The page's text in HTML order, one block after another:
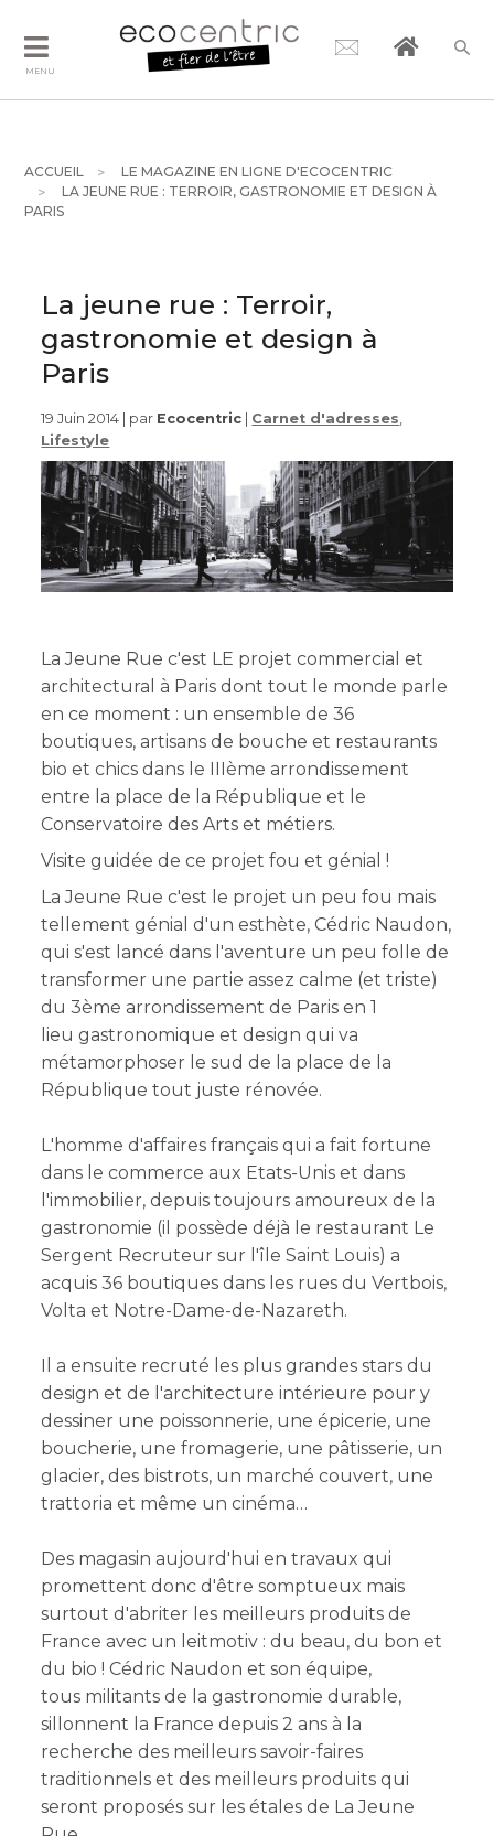
MENU
ACCUEIL
LE MAGAZINE EN LIGNE D'ECOCENTRIC
LA JEUNE RUE : TERROIR, GASTRONOMIE ET DESIGN À
PARIS
La jeune rue : Terroir,
gastronomie et design à
Paris
19 Juin 2014 | par Ecocentric Carnet d'adresses
Lifestyle
La Jeune Rue c'est LE projet commercial et
architectural à Paris dont tout le monde parle
en ce moment : un ensemble de 36
boutiques, artisans de bouche et restaurants
bio et chics dans le IIIème arrondissement
entre la place de la République et le
Conservatoire des Arts et métiers.
Visite guidée de ce projet fou et génial !
La Jeune Rue c'est le projet un peu fou mais
tellement génial d'un esthète, Cédric Naudon,
qui s'est lancé dans l'aventure un peu folle de
transformer une partie assez calme (et triste)
du 3ème arrondissement de Paris en 1
lieu gastronomique et design qui va
métamorphoser le sud de la place de la
République tout juste rénovée.
L'homme d'affaires français qui a fait fortune
dans le commerce aux Etats-Unis et dans
l'immobilier, depuis toujours amoureux de la
gastronomie (il possède déjà le restaurant Le
Sergent Recruteur sur l'île Saint Louis) a
acquis 36 boutiques dans les rues du Vertbois,
Volta et Notre-Dame-de-Nazareth.
Il a ensuite recruté les plus grandes stars du
design et de l'architecture intérieure pour y
dessiner une poissonnerie, une épicerie, une
boucherie, une fromagerie, une pâtisserie, un
glacier, des bistrots, un marché couvert, une
trattoria et même un cinéma
Des magasin aujourd'hui en travaux qui
promettent donc d'être somptueux mais
surtout d'abriter les meilleurs produits de
France avec un leitmotiv : du beau, du bon et
du bio ! Cédric Naudon et son équipe,
tous militants de la gastronomie durable,
sillonnent la France depuis 2 ans à la
recherche des meilleurs savoir-faires
traditionnels et des meilleurs produits qui
seront proposés sur les étales de La Jeune